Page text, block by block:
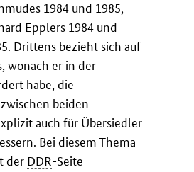
1984 und 1985,
Epplers 1984 und
Drittens bezieht sich auf
wonach er in der
habe, die
beiden
auch für Übersiedler
Bei diesem Thema
der DDR-Seite